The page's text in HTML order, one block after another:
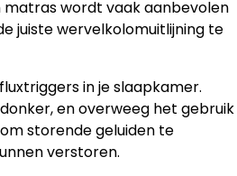
wordt vaak aanbevolen
juiste wervelkolomuitlijning te
in je slaapkamer.
en overweeg het gebruik
storende geluiden te
verstoren.